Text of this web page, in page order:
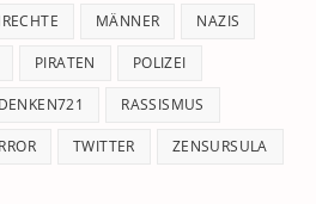
MÄNNER NAZIS
PIRATEN POLIZEI
RASSISMUS
TWITTER ZENSURSULA